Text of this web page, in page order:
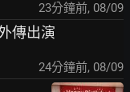
24分鐘前, 08/09
傳出演
24分鐘前, 08/09